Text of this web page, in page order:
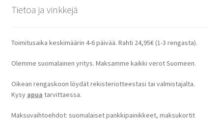
Tietoa ja vinkkejä
Toimitusaika keskimäärin 4-6 päivää. Rahti 24,95€ (1-3 rengasta).
Olemme suomalainen yritys. Maksamme kaikki verot Suomeen.
Oikean rengaskoon löydät rekisteriotteestasi tai valmistajalta.
Kysy apua tarvittaessa.
Maksuvaihtoehdot: suomalaiset pankkipainikkeet, maksukortit